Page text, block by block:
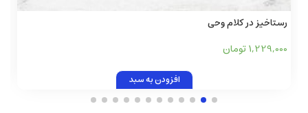
دراسات موجزه فی الخیارات و الشروط
448,000 تومان
افزودن به سبد